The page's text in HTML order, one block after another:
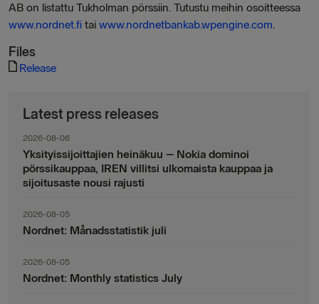
AB on listattu Tukholman pörssiin. Tutustu meihin osoitteessa
www.nordnet.fi tai www.nordnetbankab.wpengine.com.
Files
Release
Latest press releases
2026-08-06
Yksityissijoittajien heinäkuu – Nokia dominoi
pörssikauppaa, IREN villitsi ulkomaista kauppaa ja
sijoitusaste nousi rajusti
2026-08-05
Nordnet: Månadsstatistik juli
2026-08-05
Nordnet: Monthly statistics July